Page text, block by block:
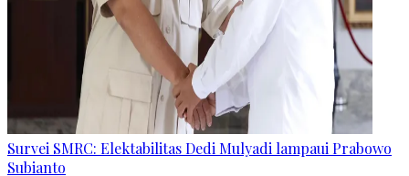
Survei SMRC: Elektabilitas Dedi Mulyadi lampaui Prabowo
Subianto